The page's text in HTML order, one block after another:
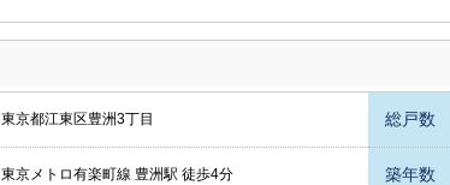
東京都江東区豊洲3丁目 総戸数
東京メトロ有楽町線 豊洲駅 徒歩4分 築年数